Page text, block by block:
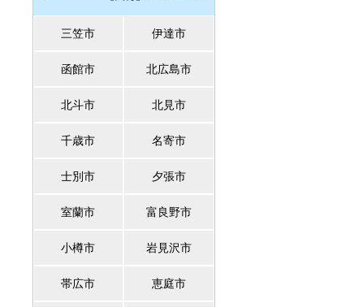
三笠市 伊達市
函館市 北広島市
北斗市 北見市
千歳市 名寄市
士別市 夕張市
室蘭市 富良野市
小樽市 岩見沢市
帯広市 恵庭市